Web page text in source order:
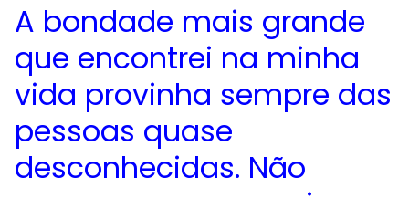
A bondade mais grande
que encontrei na minha
vida provinha sempre das
pessoas quase
desconhecidas. Não